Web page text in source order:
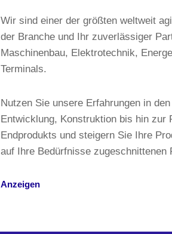
Wir sind einer der größten weltweit
der Branche und Ihr zuverlässiger
Maschinenbau, Elektrotechnik,
Terminals.
Nutzen Sie unsere Erfahrungen in
Entwicklung, Konstruktion bis hin zur
Endprodukts und steigern Sie Ihre
auf Ihre Bedürfnisse zugeschnittenen
Anzeigen